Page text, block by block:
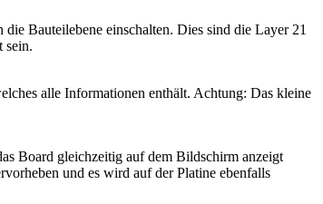
Bauteilebene einschalten. Dies sind die Layer 21
sein.
alle Informationen enthält. Achtung: Das kleine
Board gleichzeitig auf dem Bildschirm anzeigt
und es wird auf der Platine ebenfalls